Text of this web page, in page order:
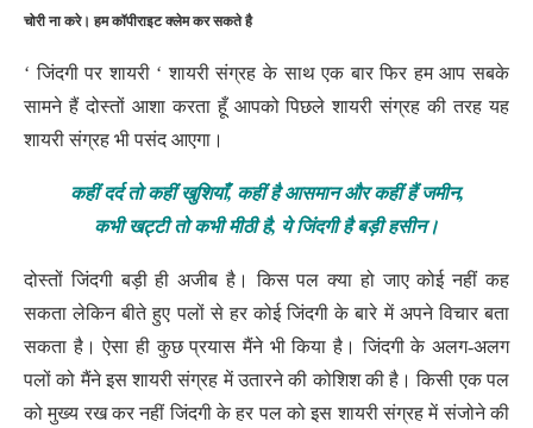
चोरी ना करे। हम कॉपीराइट क्लेम कर सकते है
‘ जिंदगी पर शायरी ‘ शायरी संग्रह के साथ एक बार फिर हम आप सबके
सामने हैं दोस्तों आशा करता हूँ आपको पिछले शायरी संग्रह की तरह यह
शायरी संग्रह भी पसंद आएगा।
कहीं दर्द तो कहीं खुशियाँ, कहीं है आसमान और कहीं हैं जमीन,
कभी खट्टी तो कभी मीठी है, ये जिंदगी है बड़ी हसीन।
दोस्तों जिंदगी बड़ी ही अजीब है। किस पल क्या हो जाए कोई नहीं कह
सकता लेकिन बीते हुए पलों से हर कोई जिंदगी के बारे में अपने विचार बता
सकता है। ऐसा ही कुछ प्रयास मैंने भी किया है। जिंदगी के अलग-अलग
पलों को मैंने इस शायरी संग्रह में उतारने की कोशिश की है। किसी एक पल
को मुख्य रख कर नहीं जिंदगी के हर पल को इस शायरी संग्रह में संजोने की